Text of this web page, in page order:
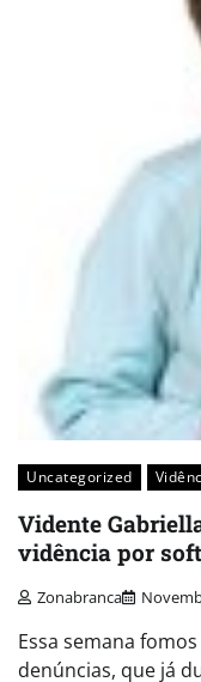
Uncategorized
Vidente
vidência por
Zonabranca
Essa semana
denúncias, que já